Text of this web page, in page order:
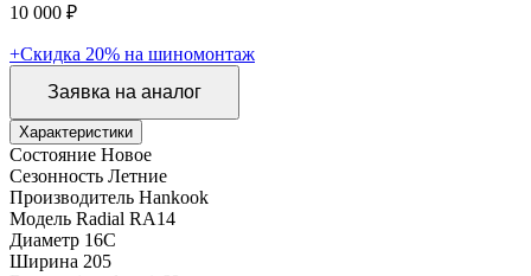
10 000 ₽
+Скидка 20% на шиномонтаж
Заявка на аналог
Характеристики
Состояние Новое
Сезонность Летние
Производитель Hankook
Модель Radial RA14
Диаметр 16C
Ширина 205